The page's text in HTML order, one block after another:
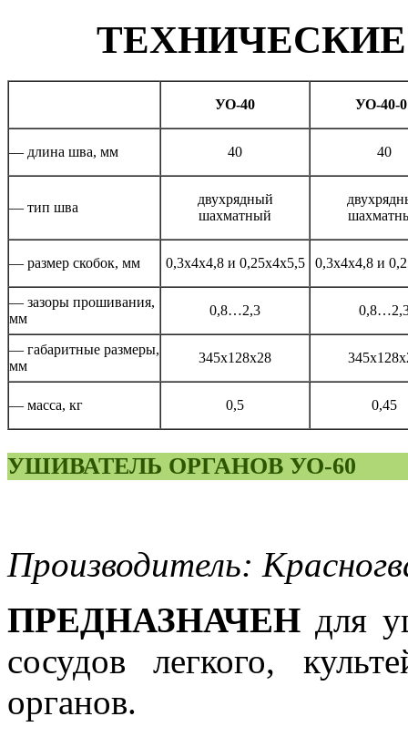
УО-40 УО-40-
— длина шва, мм 40 40
— тип шва
двухрядный
шахматный
— размер скобок, мм 0,3х4х4,8 и 0,25х4х5,5 0,3х4х4,8 и
— зазоры прошивания,
мм
0,8…2,3
— габаритные размеры,
мм
345х128х28
— масса, кг 0,5 0,45
УШИВАТЕЛЬ ОРГАНОВ УО-60
Производитель:
ПРЕДНАЗНАЧЕН для
сосудов легкого,
органов.